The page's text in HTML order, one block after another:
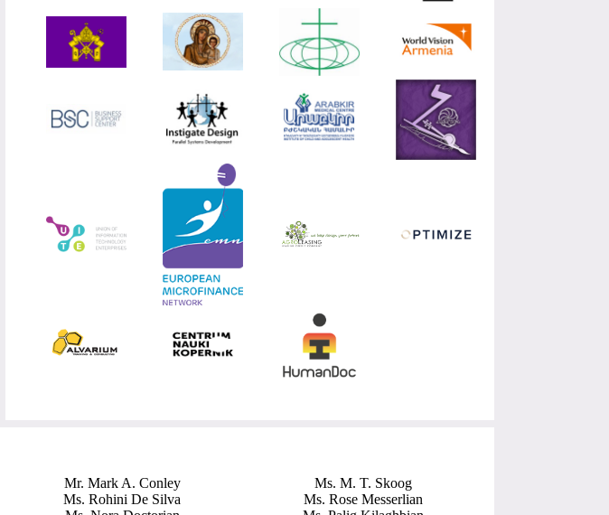
Mr. Mark A. Conley
Ms. Rohini De Silva
Ms. M. T. Skoog
Ms. Rose Messerlian